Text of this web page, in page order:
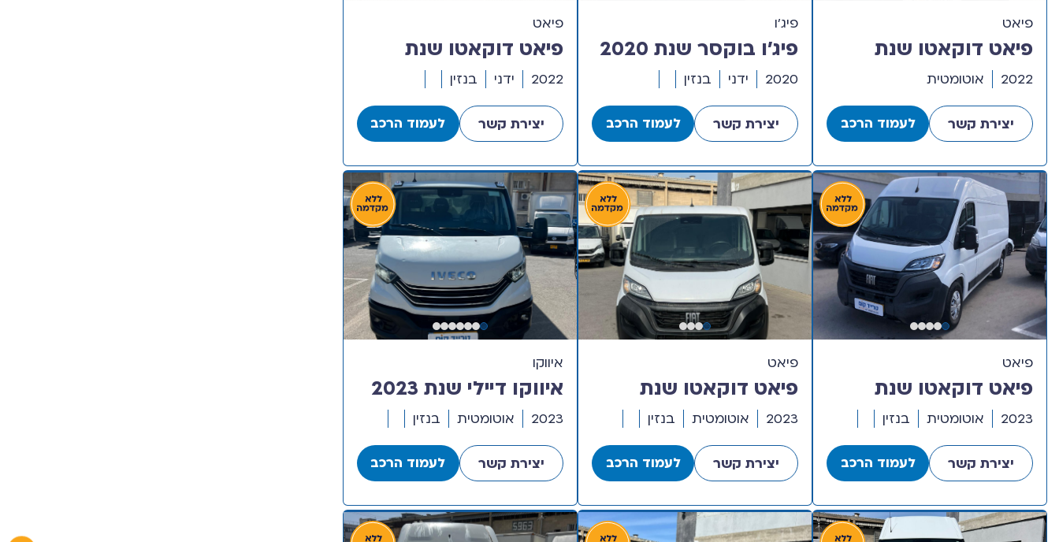
פיאט
פיאט דוקאטו שנת
2022 דגם חד קבינה
2022 אוטומטית
יצירת קשר לעמוד הרכב
פיג’ו
פיג’ו בוקסר שנת 2020
דגם קצר נמוך עם ארגז
קרור
2020 ידני בנזין
יצירת קשר לעמוד הרכב
פיאט
פיאט דוקאטו שנת
2022 דגם XL סופר
ארוך סופר גבוה
2022 ידני בנזין
יצירת קשר לעמוד הרכב
פיאט
פיאט דוקאטו שנת
2023 דגם ארוך גבוה
2023 אוטומטית בנזין
יצירת קשר לעמוד הרכב
פיאט
פיאט דוקאטו שנת
2023 דגם קצר נמוך
חצי קומבי
2023 אוטומטית בנזין
יצירת קשר לעמוד הרכב
איווקו
איווקו דיילי שנת 2023
דגם חד קבינה עם ארגז
סגור
2023 אוטומטית בנזין
יצירת קשר לעמוד הרכב